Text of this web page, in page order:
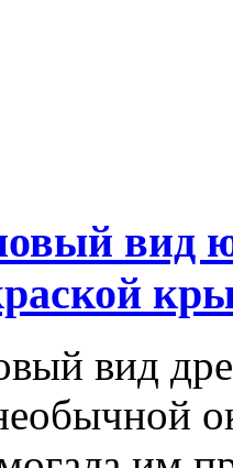
вид
вид